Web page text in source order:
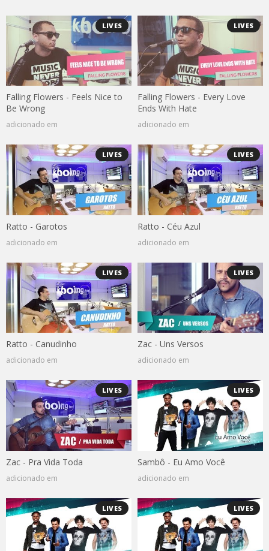
LIVES
Falling Flowers - Feels Nice to
Be Wrong
adicionado em
LIVES
Falling Flowers - Every Love
Ends With Hate
adicionado em
LIVES
Ratto - Garotos
adicionado em
LIVES
Ratto - Céu Azul
adicionado em
LIVES
Ratto - Canudinho
adicionado em
LIVES
Zac - Uns Versos
adicionado em
LIVES
Zac - Pra Vida Toda
adicionado em
LIVES
Sambô - Eu Amo Você
adicionado em
LIVES LIVES